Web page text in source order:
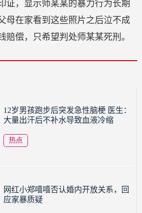
证，显示师某某的暴力行为长期
母在家看到这些照片之后泣不成
赔偿，只希望判处师某某死刑。
12岁男孩跑步后突发急性脑梗 医生：
大量出汗后不补水导致血液冷缩
热点
网红小郑嘻嘻否认婚内开放关系，回
应家暴质疑